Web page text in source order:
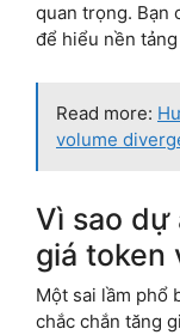
quan trọng. Bạn
để hiểu nền
Read more:
volume
Vì sao dự
giá token
Một sai lầm phổ
chắc chắn tăng